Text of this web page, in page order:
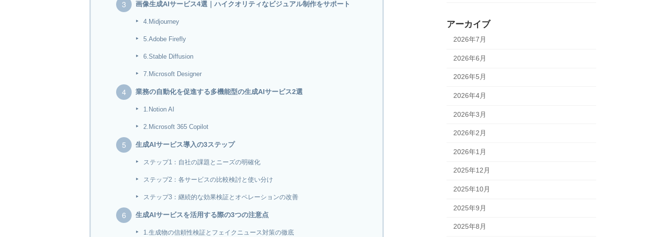
画像生成AIサービス4選｜ハイクオリティなビジュアル制作をサポート
4.Midjourney
5.Adobe Firefly
6.Stable Diffusion
7.Microsoft Designer
業務の自動化を促進する多機能型の生成AIサービス2選
1.Notion AI
2.Microsoft 365 Copilot
生成AIサービス導入の3ステップ
ステップ1：自社の課題とニーズの明確化
ステップ2：各サービスの比較検討と使い分け
ステップ3：継続的な効果検証とオペレーションの改善
生成AIサービスを活用する際の3つの注意点
1.生成物の信頼性検証とフェイクニュース対策の徹底
アーカイブ
2026年7月
2026年6月
2026年5月
2026年4月
2026年3月
2026年2月
2026年1月
2025年12月
2025年10月
2025年9月
2025年8月